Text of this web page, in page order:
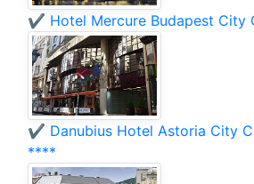
✔️ Hotel Mercure Budapest City
✔️ Danubius Hotel Astoria City
****